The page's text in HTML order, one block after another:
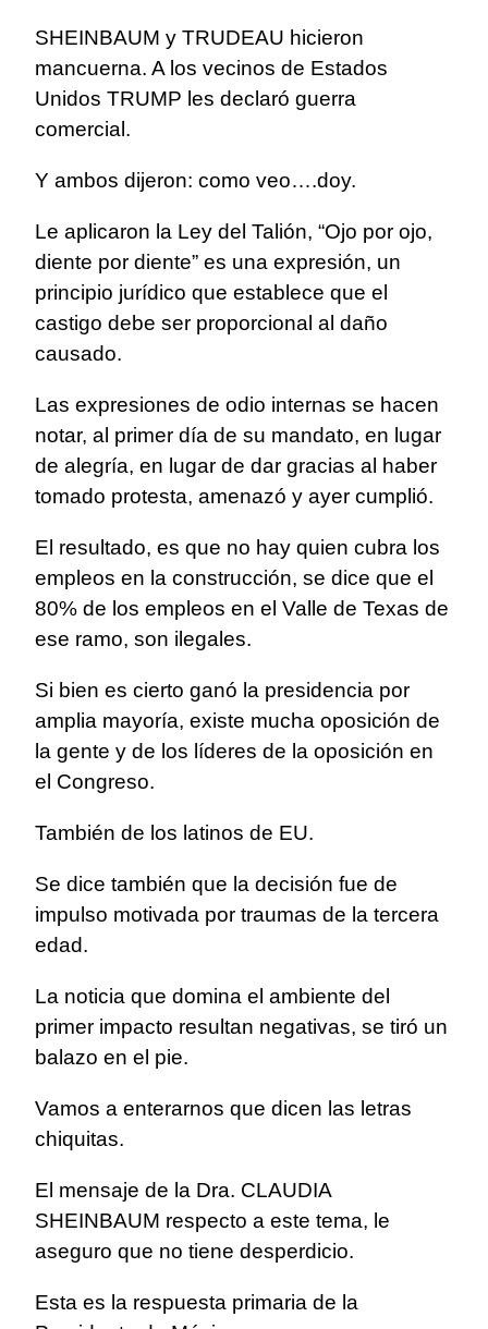
SHEINBAUM y TRUDEAU hicieron
mancuerna. A los vecinos de Estados
Unidos TRUMP les declaró guerra
comercial.
Y ambos dijeron: como veo….doy.
Le aplicaron la Ley del Talión, “Ojo por ojo,
diente por diente” es una expresión, un
principio jurídico que establece que el
castigo debe ser proporcional al daño
causado.
Las expresiones de odio internas se hacen
notar, al primer día de su mandato, en lugar
de alegría, en lugar de dar gracias al haber
tomado protesta, amenazó y ayer cumplió.
El resultado, es que no hay quien cubra los
empleos en la construcción, se dice que el
80% de los empleos en el Valle de Texas de
ese ramo, son ilegales.
Si bien es cierto ganó la presidencia por
amplia mayoría, existe mucha oposición de
la gente y de los líderes de la oposición en
el Congreso.
También de los latinos de EU.
Se dice también que la decisión fue de
impulso motivada por traumas de la tercera
edad.
La noticia que domina el ambiente del
primer impacto resultan negativas, se tiró un
balazo en el pie.
Vamos a enterarnos que dicen las letras
chiquitas.
El mensaje de la Dra. CLAUDIA
SHEINBAUM respecto a este tema, le
aseguro que no tiene desperdicio.
Esta es la respuesta primaria de la